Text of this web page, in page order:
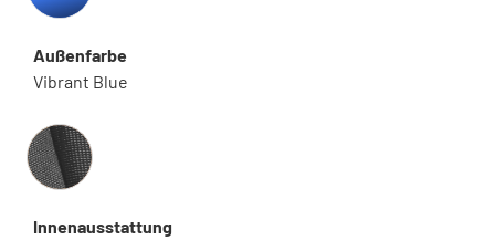
Außenfarbe
Vibrant Blue
Innenausstattung
Innenausstattung